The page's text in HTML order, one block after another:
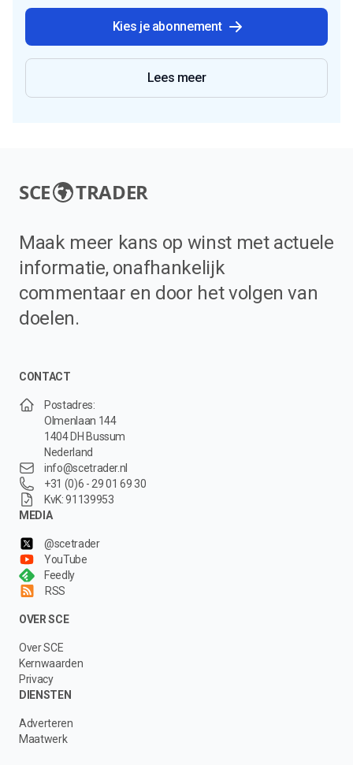
Kies je abonnement
Lees meer
SCE TRADER
Maak meer kans op winst met actuele
informatie, onafhankelijk
commentaar en door het volgen van
doelen.
CONTACT
Postadres:
Olmenlaan 144
1404 DH Bussum
Nederland
info@scetrader.nl
+31 (0)6 - 29 01 69 30
KvK: 91139953
MEDIA
@scetrader
YouTube
Feedly
RSS
OVER SCE
Over SCE
Kernwaarden
Privacy
DIENSTEN
Adverteren
Maatwerk